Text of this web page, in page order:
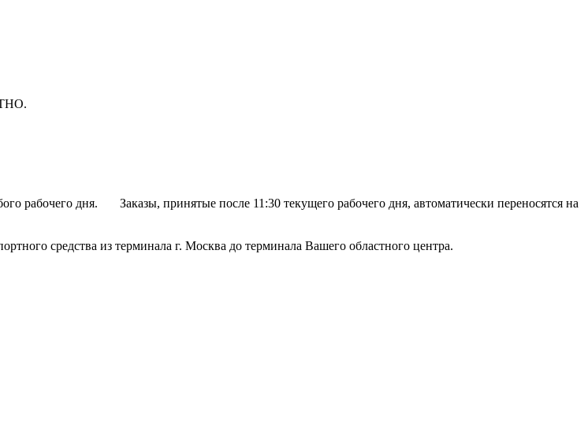
рабочего дня. Заказы, принятые после 11:30 текущего рабочего дня, автоматически переносятся на
средства из терминала г. Москва до терминала Вашего областного центра.